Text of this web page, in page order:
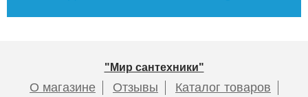
"Мир сантехники"
О магазине Отзывы
Каталог товаров